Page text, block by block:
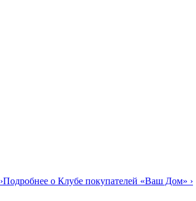
›Подробнее о Клубе покупателей «Ваш Дом» ›